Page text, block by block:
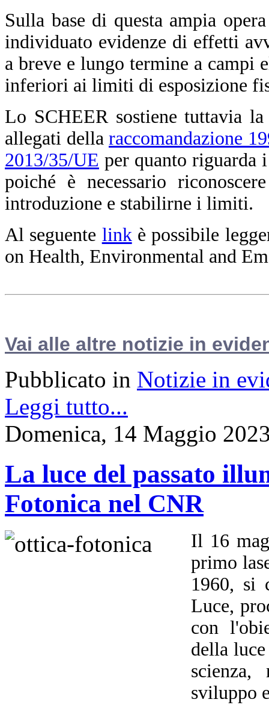
Sulla base di questa ampia
individuato evidenze di effetti
a breve e lungo termine a campi
inferiori ai limiti di esposizione
Lo SCHEER sostiene tuttavia
allegati della raccomandazione
2013/35/UE per quanto riguarda
poiché è necessario
introduzione e stabilirne i limiti.
Al seguente link è possibile
on Health, Environmental and
Vai alle altre notizie in
Pubblicato in Notizie in
Leggi tutto...
Domenica, 14 Maggio
La luce del passato
Fotonica nel CNR
Il 16
primo
1960, si
Luce,
con
della
scienza,
sviluppo